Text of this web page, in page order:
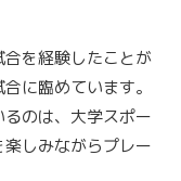
を経験したことが
に臨めています。
のは、大学スポー
しみながらプレー